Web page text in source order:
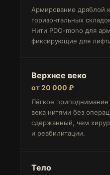
Армирование дряблой
горизонтальных
Нити PDO-mono для
фиксирующие для
Верхнее веко
от 20 000 ₽
Лёгкое
века нитями без
сдержанный, чем
и реабилитации.
Тело